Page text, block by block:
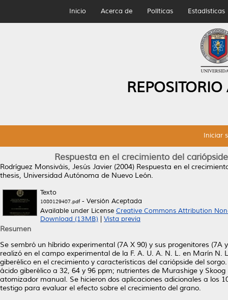
Inicio Acerca de Políticas Estadísticas
Iniciar
Respuesta en el crecimiento del
Rodríguez Monsiváis, Jesús Javier (2004) Respuesta en el
thesis, Universidad Autónoma de Nuevo León.
Texto
1080129407.pdf- Versión Aceptada
Available under License Creative Commons Attribution
Download (13MB)
Vista previa
Resumen
Se sembró un híbrido experimental (7A X 90) y sus progenitores
realizó en el campo experimental de la F. A. U. A. N. L. en Marín
giberélico en el crecimiento y características del cariópside del
ácido giberélico a 32, 64 y 96 ppm; nutrientes de Murashige y
atomizador manual. Se hicieron dos aplicaciones adicionales a los
testigo para evaluar el efecto sobre el crecimiento del grano.